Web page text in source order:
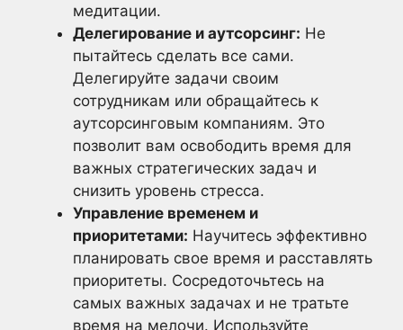
медитации.
Делегирование и аутсорсинг: Не
пытайтесь сделать все сами.
Делегируйте задачи своим
сотрудникам или обращайтесь к
аутсорсинговым компаниям. Это
позволит вам освободить время для
важных стратегических задач и
снизить уровень стресса.
Управление временем и
приоритетами: Научитесь эффективно
планировать свое время и расставлять
приоритеты. Сосредоточьтесь на
самых важных задачах и не тратьте
время на мелочи. Используйте